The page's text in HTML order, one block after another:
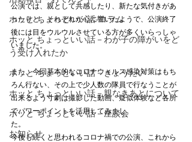
ホッと ちょっといい話-コラム
ホッと ちょっといい話－わが子の障がいをど
う受け入れたか
ホッと ちょっといい話－きょうだい
ホッと ちょっといい話－親なきあとについて
ホッと ちょっといい話－座談会
お知らせ
公演では、親として共感したり、新たな気付きがあ
ったりと、それぞれが心に響いたようで、公演終了
後には目をウルウルさせている方が多くいらっしゃ
いました。
また、今回基本的なコロナウィルス感染対策はもち
ろん行ない、その上で少人数の隊員で行なうことが
出来るよう寸劇は撮影した動画、疑似体験など各所
でパワーポイントを活用してみまし
た。
今後も続くと思われるコロナ禍での公演、これから